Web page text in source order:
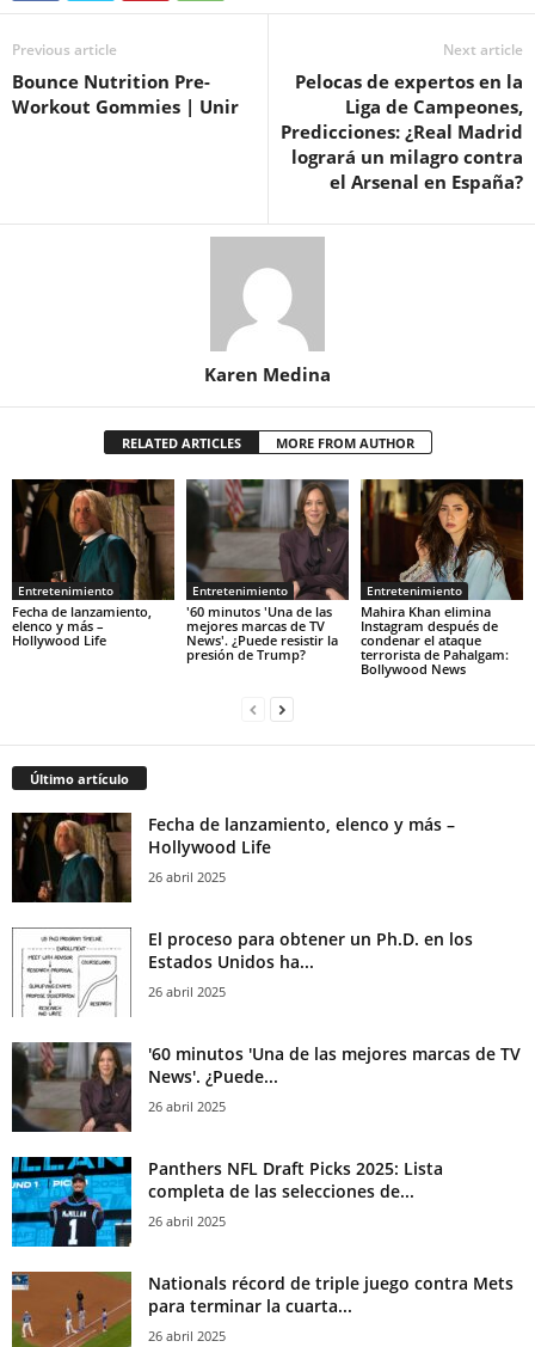
Previous article
Bounce Nutrition Pre-
Workout Gommies | Unir
Next article
Pelocas de expertos en la
Liga de Campeones,
Predicciones: ¿Real Madrid
logrará un milagro contra
el Arsenal en España?
Karen Medina
RELATED ARTICLES MORE FROM AUTHOR
Entretenimiento
Fecha de lanzamiento,
elenco y más –
Hollywood Life
Entretenimiento
'60 minutos 'Una de las
mejores marcas de TV
News'. ¿Puede resistir la
presión de Trump?
Entretenimiento
Mahira Khan elimina
Instagram después de
condenar el ataque
terrorista de Pahalgam:
Bollywood News
Último artículo
Fecha de lanzamiento, elenco y más –
Hollywood Life
26 abril 2025
El proceso para obtener un Ph.D. en los
Estados Unidos ha...
26 abril 2025
'60 minutos 'Una de las mejores marcas de TV
News'. ¿Puede...
26 abril 2025
Panthers NFL Draft Picks 2025: Lista
completa de las selecciones de...
26 abril 2025
Nationals récord de triple juego contra Mets
para terminar la cuarta...
26 abril 2025